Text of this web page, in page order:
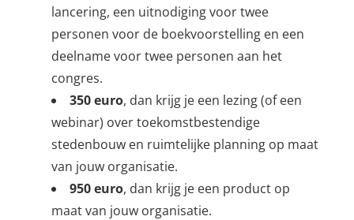
lancering, een uitnodiging voor twee
personen voor de boekvoorstelling en een
deelname voor twee personen aan het
congres.
350 euro, dan krijg je een lezing (of een
webinar) over toekomstbestendige
stedenbouw en ruimtelijke planning op maat
van jouw organisatie.
950 euro, dan krijg je een product op
maat van jouw organisatie.